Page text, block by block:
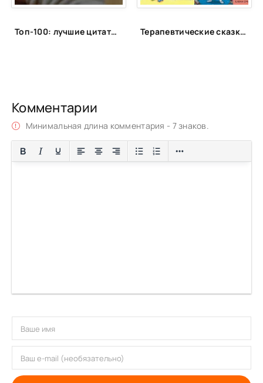
Топ-100: лучшие цитаты из популярных книг Терапевтические сказки для детей!
Комментарии
Минимальная длина комментария - 7 знаков.